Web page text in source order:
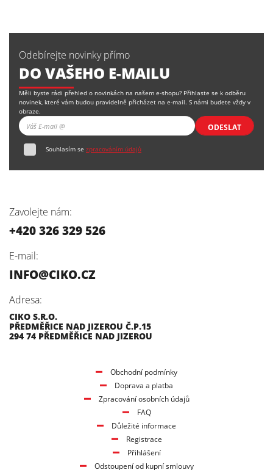
Odebírejte novinky přímo
DO VAŠEHO E-MAILU
Měli byste rádi přehled o novinkách na našem e-shopu? Přihlaste se k odběru
novinek, které vám budou pravidelně přicházet na e-mail. S námi budete vždy v
obraze.
ODESLAT
Souhlasím se zpracováním údajů
Zavolejte nám:
+420 326 329 526
E-mail:
INFO@CIKO.CZ
Adresa:
CIKO S.R.O.
PŘEDMĚŘICE NAD JIZEROU Č.P.15
294 74 PŘEDMĚŘICE NAD JIZEROU
Obchodní podmínky
Doprava a platba
Zpracování osobních údajů
FAQ
Důležité informace
Registrace
Přihlášení
Odstoupení od kupní smlouvy